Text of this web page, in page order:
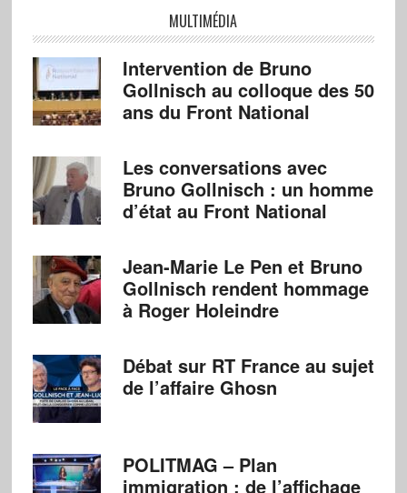
MULTIMÉDIA
Intervention de Bruno
Gollnisch au colloque des 50
ans du Front National
Les conversations avec
Bruno Gollnisch : un homme
d’état au Front National
Jean-Marie Le Pen et Bruno
Gollnisch rendent hommage
à Roger Holeindre
Débat sur RT France au sujet
de l’affaire Ghosn
POLITMAG – Plan
immigration : de l’affichage